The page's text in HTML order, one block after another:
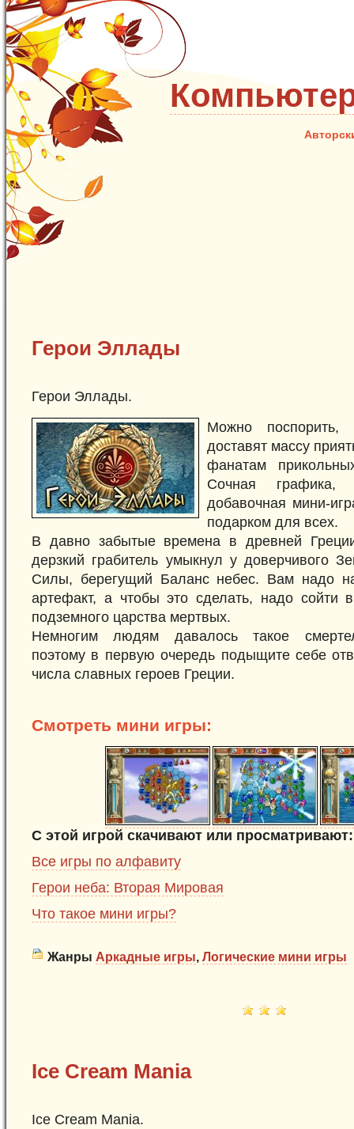
Герои Эллады
Герои Эллады.
Можно
доставят массу
фанатам
Сочная
добавочная мини-
подарком для всех.
В давно забытые времена в древней
дерзкий грабитель умыкнул у доверчивого
Силы, берегущий Баланс небес. Вам надо
артефакт, а чтобы это сделать, надо сойти
подземного царства мертвых.
Немногим людям давалось такое
поэтому в первую очередь подыщите себе
числа славных героев Греции.
Смотреть мини игры:
С этой игрой скачивают или просматривают:
Все игры по алфавиту
Герои неба: Вторая Мировая
Что такое мини игры?
Жанры Аркадные игры, Логические мини игры
Ice Cream Mania
Ice Cream Mania.